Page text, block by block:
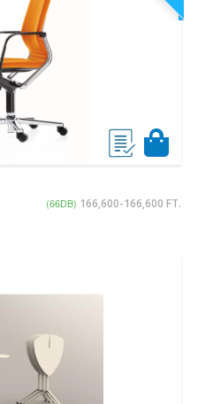
(66DB) 166,600-166,600 FT.